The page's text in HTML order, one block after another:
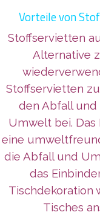
Vorteile von
Stoffservietten
Alternative
Stoffservietten
den Abfall
Umwelt bei.
eine
die Abfall und
das
Tischdekoration
Tisches